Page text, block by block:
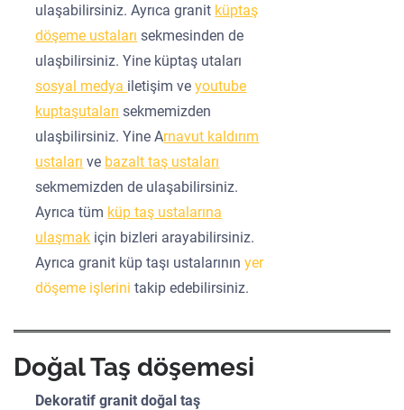
ulaşabilirsiniz. Ayrıca granit küptaş
döşeme ustaları sekmesinden de
ulaşbilirsiniz. Yine küptaş utaları
sosyal medya iletişim veyoutube
kuptaşutaları sekmemizden
ulaşbilirsiniz. Yine Arnavut kaldırım
ustaları ve bazalt taş ustaları
sekmemizden de ulaşabilirsiniz.
Ayrıca tüm küp taş ustalarına
ulaşmak için bizleri arayabilirsiniz.
Ayrıca granit küp taşı ustalarının yer
döşeme işlerini takip edebilirsiniz.
Doğal Taş döşemesi
Dekoratif granit doğal taş